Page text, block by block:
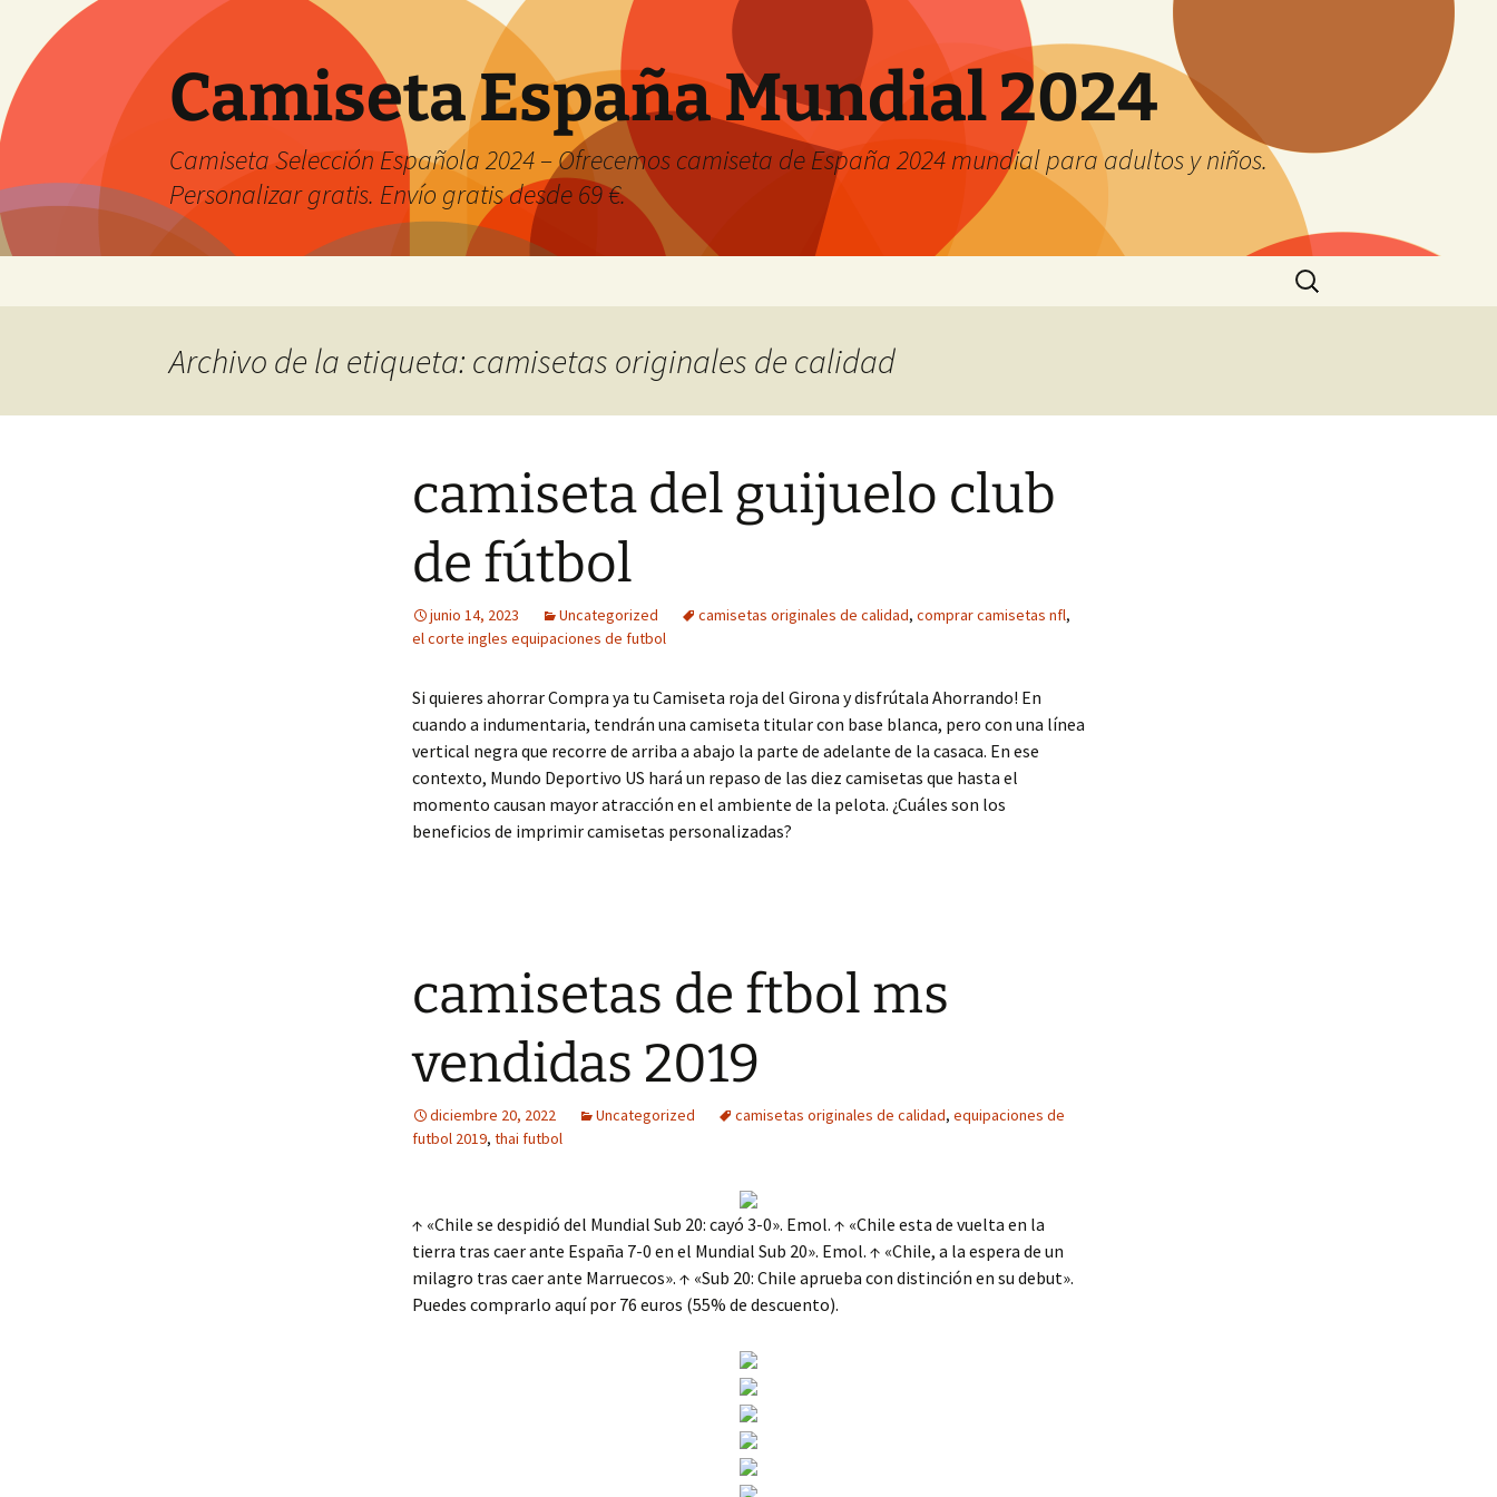
Camiseta España Mundial 2024
Camiseta Selección Española 2024 – Ofrecemos camiseta de España 2024 mundial para adultos y niños.
Personalizar gratis. Envío gratis desde 69 €.
Buscar:
Archivo de la etiqueta: camisetas originales de calidad
camiseta del guijuelo club
de fútbol
junio 14, 2023 Uncategorized camisetas originales de calidad, comprar camisetas nfl,
el corte ingles equipaciones de futbol
Si quieres ahorrar Compra ya tu Camiseta roja del Girona y disfrútala Ahorrando! En
cuando a indumentaria, tendrán una camiseta titular con base blanca, pero con una línea
vertical negra que recorre de arriba a abajo la parte de adelante de la casaca. En ese
contexto, Mundo Deportivo US hará un repaso de las diez camisetas que hasta el
momento causan mayor atracción en el ambiente de la pelota. ¿Cuáles son los
beneficios de imprimir camisetas personalizadas?
camisetas de ftbol ms
vendidas 2019
diciembre 20, 2022 Uncategorized camisetas originales de calidad, equipaciones de
futbol 2019, thai futbol
↑ «Chile se despidió del Mundial Sub 20: cayó 3-0». Emol. ↑ «Chile esta de vuelta en la
tierra tras caer ante España 7-0 en el Mundial Sub 20». Emol. ↑ «Chile, a la espera de un
milagro tras caer ante Marruecos». ↑ «Sub 20: Chile aprueba con distinción en su debut».
Puedes comprarlo aquí por 76 euros (55% de descuento).